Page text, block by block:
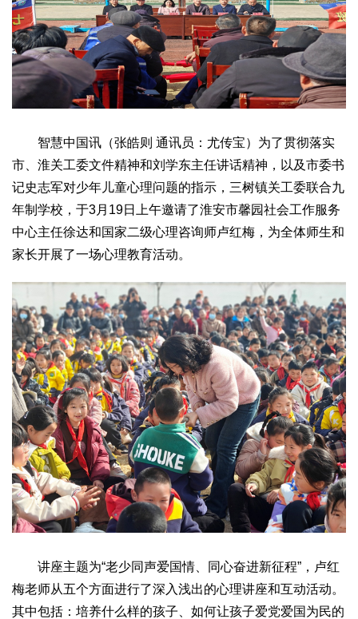
文化
中华文化 核心价值 文化产业 文化事业
艺术百家
文化观察
智海钩沉
社会
工业
装备制造 智能制造 制造2025 大国工匠
科教
科技观察 创新前沿 智慧教育 职业教育
智慧乡村 基层之声
国防
国防建设 军民融合 兵器装备 军营风采
国际
中国与世界 国际视点 国际合作 他山之石
生态
生态文明 能源资源 环境保护 地方生态 休闲旅游
视频
访谈 动态
京 津 冀 晋 蒙 吉 黑 沪 苏 浙 皖
闽
赣
鲁 鄂 湘 粤 桂 琼 渝 川 黔 滇
藏
智慧中国讯（张皓则 通讯员：尤传宝）为了贯彻落实
市、淮关工委文件精神和刘学东主任讲话精神，以及市委书
记史志军对少年儿童心理问题的指示，三树镇关工委联合九
年制学校，于3月19日上午邀请了淮安市馨园社会工作服务
中心主任徐达和国家二级心理咨询师卢红梅，为全体师生和
家长开展了一场心理教育活动。
讲座主题为“老少同声爱国情、同心奋进新征程”，卢红
梅老师从五个方面进行了深入浅出的心理讲座和互动活动。
其中包括：培养什么样的孩子、如何让孩子爱党爱国为民的